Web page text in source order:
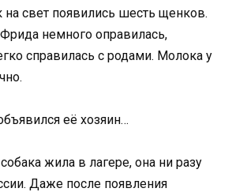
свет появились шесть щенков.
немного оправилась,
справилась с родами. Молока у
её хозяин…
жила в лагере, она ни разу
Даже после появления